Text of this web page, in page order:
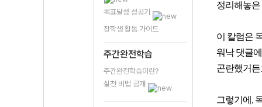
목표달성 성공기
장학생 활동 가이드
주간완전학습
주간완전학습이란?
실천 비법 공개
정리해놓
이 칼럼은
워낙 댓글
곤란했거
그렇기에,